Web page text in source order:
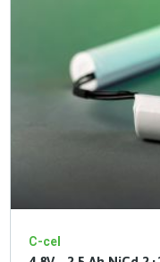
C-cel